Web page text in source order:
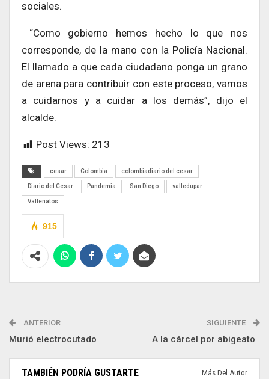
sociales.
“Como gobierno hemos hecho lo que nos
corresponde, de la mano con la Policía Nacional.
El llamado a que cada ciudadano ponga un grano
de arena para contribuir con este proceso, vamos
a cuidarnos y a cuidar a los demás”, dijo el
alcalde.
Post Views: 213
cesar Colombia colombiadiario del cesar
Diario del Cesar Pandemia San Diego valledupar
Vallenatos
915
ANTERIOR
Murió electrocutado
SIGUIENTE
A la cárcel por abigeato
TAMBIÉN PODRÍA GUSTARTE Más Del Autor